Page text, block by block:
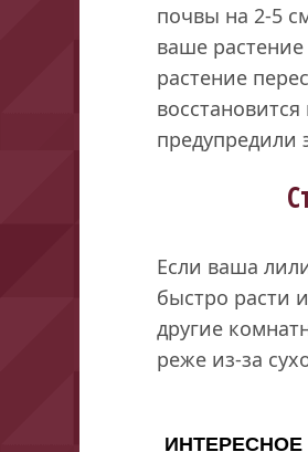
почвы на 2-5
ваше
растение
предупредили
Если ваша
быстро расти
другие
реже из-за